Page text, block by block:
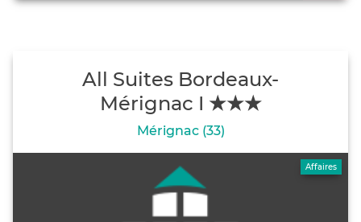
All Suites Bordeaux-
Mérignac I ★★★
Mérignac (33)
Affaires